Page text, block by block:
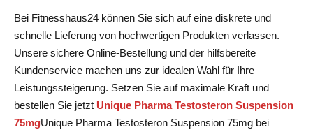
Bei Fitnesshaus24 können Sie sich auf eine diskrete und
schnelle Lieferung von hochwertigen Produkten verlassen.
Unsere sichere Online-Bestellung und der hilfsbereite
Kundenservice machen uns zur idealen Wahl für Ihre
Leistungssteigerung. Setzen Sie auf maximale Kraft und
bestellen Sie jetzt Unique Pharma Testosteron Suspension
75mgUnique Pharma Testosteron Suspension 75mg bei